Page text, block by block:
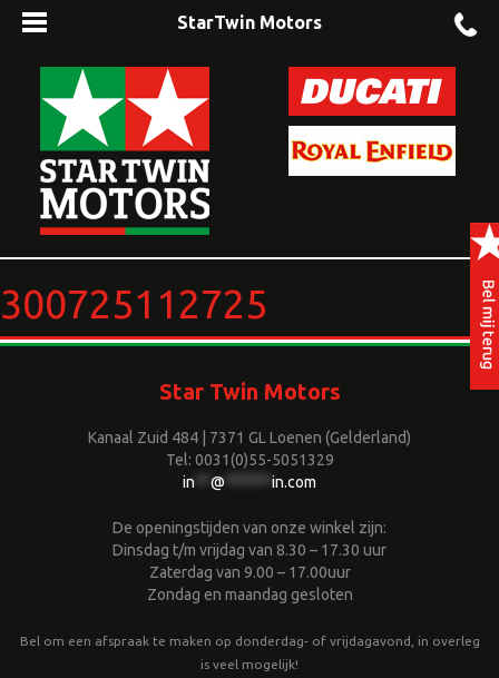
StarTwin Motors
300725112725
Star Twin Motors
Kanaal Zuid 484 | 7371 GL Loenen (Gelderland)
Tel: 0031(0)55-5051329
in
@ in.com
De openingstijden van onze winkel zijn:
Dinsdag t/m vrijdag van 8.30 – 17.30 uur
Zaterdag van 9.00 – 17.00uur
Zondag en maandag gesloten
Bel om een afspraak te maken op donderdag- of vrijdagavond, in overleg
is veel mogelijk!